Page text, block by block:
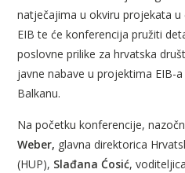
natječajima u okviru projekata
EIB te će konferencija pružiti
poslovne prilike za hrvatska
javne nabave u projektima EIB-
Balkanu.
Na početku konferencije,
Weber, glavna direktorica
(HUP), Slađana Ćosić,